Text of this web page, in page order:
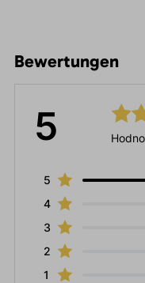
Bewertungen
5
5
4
3
2
1